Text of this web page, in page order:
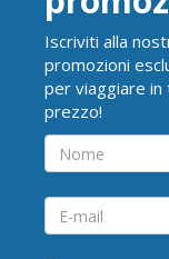
Iscriviti alla
promozioni
per viaggiare
prezzo!